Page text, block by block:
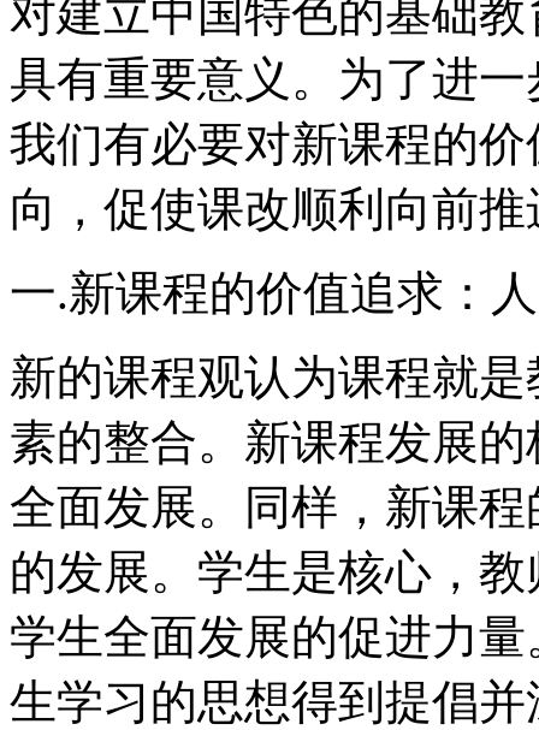
对建立中国特色的基础
具有重要意义。为了进
我们有必要对新课程的
向，促使课改顺利向前推
一.新课程的价值追求：
新的课程观认为课程就
素的整合。新课程发展
全面发展。同样，新课
的发展。学生是核心，
学生全面发展的促进力
生学习的思想得到提倡